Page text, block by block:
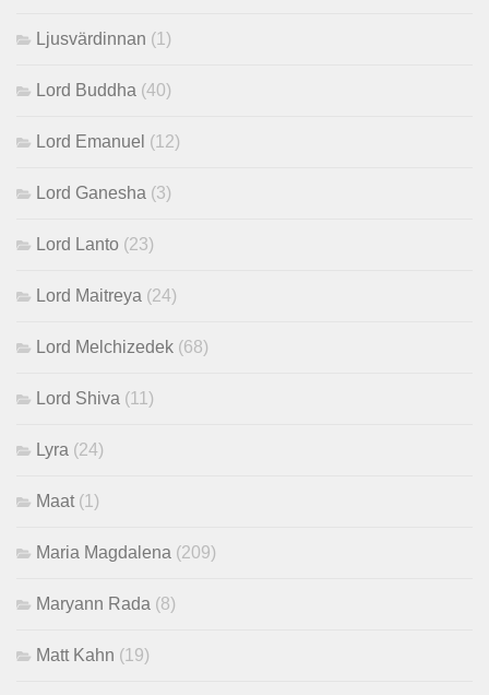
Ljusvärdinnan (1)
Lord Buddha (40)
Lord Emanuel (12)
Lord Ganesha (3)
Lord Lanto (23)
Lord Maitreya (24)
Lord Melchizedek (68)
Lord Shiva (11)
Lyra (24)
Maat (1)
Maria Magdalena (209)
Maryann Rada (8)
Matt Kahn (19)